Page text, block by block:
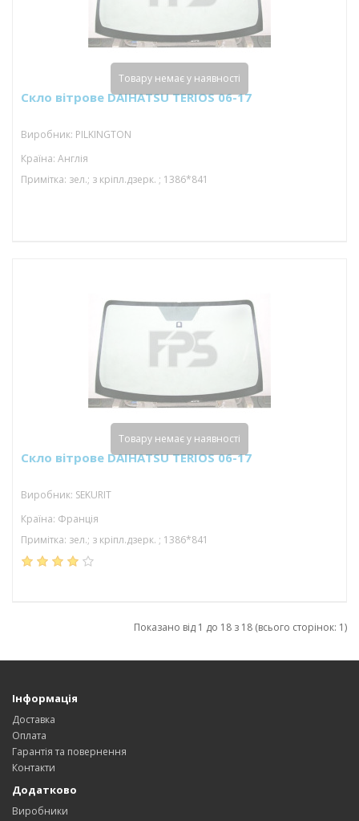
Скло вітрове DAIHATSU TERIOS 06-17
Виробник: PILKINGTON
Країна: Англія
Примітка: зел.; з кріпл.дзерк. ; 1386*841
Товару немає у наявності
Скло вітрове DAIHATSU TERIOS 06-17
Виробник: SEKURIT
Країна: Франція
Примітка: зел.; з кріпл.дзерк. ; 1386*841
Товару немає у наявності
Показано від 1 до 18 з 18 (всього сторінок: 1)
Інформація
Доставка
Оплата
Гарантія та повернення
Контакти
Додатково
Виробники